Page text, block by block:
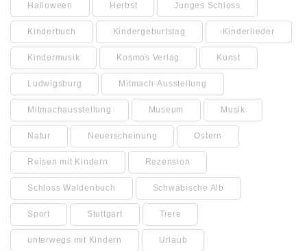
Halloween Herbst Junges Schloss
Kinderbuch Kindergeburtstag Kinderlieder
Kindermusik Kosmos Verlag Kunst
Ludwigsburg Mitmach-Ausstellung
Mitmachausstellung Museum Musik
Natur Neuerscheinung Ostern
Reisen mit Kindern Rezension
Schloss Waldenbuch Schwäbische Alb
Sport Stuttgart Tiere
unterwegs mit Kindern Urlaub